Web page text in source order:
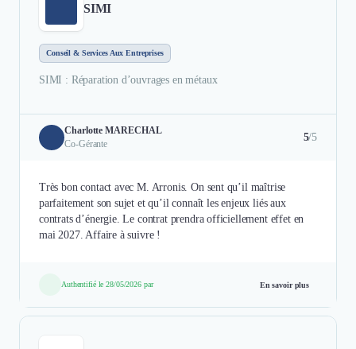
SIMI
Conseil & Services Aux Entreprises
SIMI : Réparation d’ouvrages en métaux
Charlotte MARECHAL
Co-Gérante
5/5
Très bon contact avec M. Arronis. On sent qu’il maîtrise
parfaitement son sujet et qu’il connaît les enjeux liés aux
contrats d’énergie. Le contrat prendra officiellement effet en
mai 2027. Affaire à suivre !
Authentifié le 28/05/2026 par En savoir plus